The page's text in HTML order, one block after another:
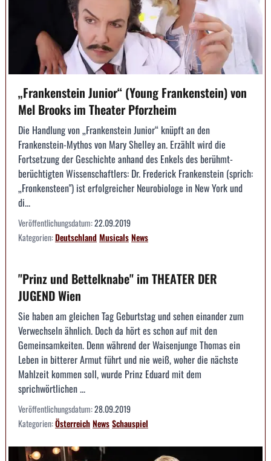
„Frankenstein Junior“ (Young Frankenstein) von
Mel Brooks im Theater Pforzheim
Die Handlung von „Frankenstein Junior“ knüpft an den
Frankenstein-Mythos von Mary Shelley an. Erzählt wird die
Fortsetzung der Geschichte anhand des Enkels des berühmt-
berüchtigten Wissenschaftlers: Dr. Frederick Frankenstein (sprich:
„Fronkensteen") ist erfolgreicher Neurobiologe in New York und
di...
Veröffentlichungsdatum:22.09.2019
Kategorien:DeutschlandMusicalsNews
"Prinz und Bettelknabe" im THEATER DER
JUGEND Wien
Sie haben am gleichen Tag Geburtstag und sehen einander zum
Verwechseln ähnlich. Doch da hört es schon auf mit den
Gemeinsamkeiten. Denn während der Waisenjunge Thomas ein
Leben in bitterer Armut führt und nie weiß, woher die nächste
Mahlzeit kommen soll, wurde Prinz Eduard mit dem
sprichwörtlichen ...
Veröffentlichungsdatum:28.09.2019
Kategorien:ÖsterreichNewsSchauspiel